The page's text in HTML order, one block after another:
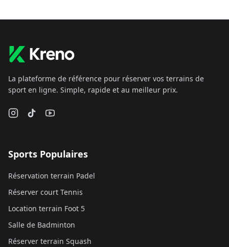
La plateforme de référence pour réserver vos terrains de
sport en ligne. Simple, rapide et au meilleur prix.
Sports Populaires
Réservation terrain Padel
Réserver court Tennis
Location terrain Foot 5
Salle de Badminton
Réserver terrain Squash